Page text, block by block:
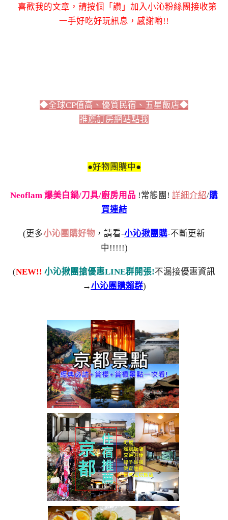
喜歡我的文章，請按個「讚」加入小沁粉絲團接收第
一手好吃好玩訊息，感謝喲!!
◆全球CP值高、優質民宿、五星飯店◆
推薦訂房網站點我
●好物團購中●
Neoflam 爆美白鍋/刀具/廚房用品 !常態團! 詳細介紹/購
買連結
(更多小沁團購好物 ，請看-小沁揪團購-不斷更新
中!!!!!)
(NEW!! 小沁揪團搶優惠LINE群開張!不漏接優惠資訊
→小沁團購賴群)